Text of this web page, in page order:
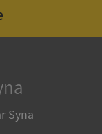
Syna
cookies.